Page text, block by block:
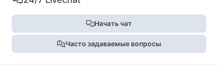
Начать чат
Часто задаваемые вопросы